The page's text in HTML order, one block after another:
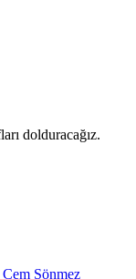
dolduracağız.